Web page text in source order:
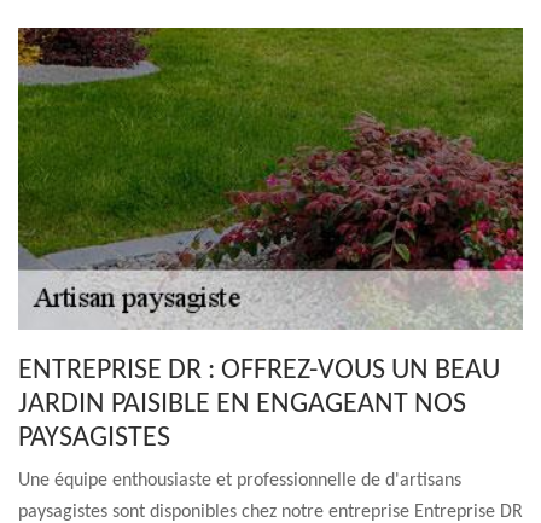
ENTREPRISE DR : OFFREZ-VOUS UN BEAU
JARDIN PAISIBLE EN ENGAGEANT NOS
PAYSAGISTES
Une équipe enthousiaste et professionnelle de d'artisans
paysagistes sont disponibles chez notre entreprise Entreprise DR